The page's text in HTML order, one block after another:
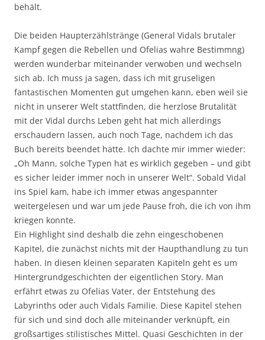
behält.
Die beiden Haupterzählstränge (General Vidals brutaler
Kampf gegen die Rebellen und Ofelias wahre Bestimmng)
werden wunderbar miteinander verwoben und wechseln
sich ab. Ich muss ja sagen, dass ich mit gruseligen
fantastischen Momenten gut umgehen kann, eben weil sie
nicht in unserer Welt stattfinden, die herzlose Brutalität
mit der Vidal durchs Leben geht hat mich allerdings
erschaudern lassen, auch noch Tage, nachdem ich das
Buch bereits beendet hatte. Ich dachte mir immer wieder:
„Oh Mann, solche Typen hat es wirklich gegeben – und gibt
es sicher leider immer noch in unserer Welt“. Sobald Vidal
ins Spiel kam, habe ich immer etwas angespannter
weitergelesen und war um jede Pause froh, die ich von ihm
kriegen konnte.
Ein Highlight sind deshalb die zehn eingeschobenen
Kapitel, die zunächst nichts mit der Haupthandlung zu tun
haben. In diesen kleinen separaten Kapiteln geht es um
Hintergrundgeschichten der eigentlichen Story. Man
erfährt etwas zu Ofelias Vater, der Entstehung des
Labyrinths oder auch Vidals Familie. Diese Kapitel stehen
für sich und sind doch alle miteinander verknüpft, ein
großsartiges stilistisches Mittel. Quasi Geschichten in der